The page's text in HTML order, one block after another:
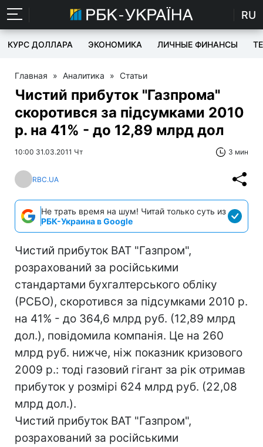
RU
КУРС ДОЛЛАРА ЭКОНОМИКА ЛИЧНЫЕ ФИНАНСЫ
Главная » Аналитика » Статьи
Чистий прибуток "Газпрома"
скоротився за підсумками 2010
р. на 41% - до 12,89 млрд дол
10:00 31.03.2011 Чт 3 мин
RBC.UA
Не трать время на шум! Читай только суть из
РБК-Украина в Google
Чистий прибуток ВАТ "Газпром",
розрахований за російськими
стандартами бухгалтерського обліку
(РСБО), скоротився за підсумками 2010 р.
на 41% - до 364,6 млрд руб. (12,89 млрд
дол.), повідомила компанія. Це на 260
млрд руб. нижче, ніж показник кризового
2009 р.: тоді газовий гігант за рік отримав
прибуток у розмірі 624 млрд руб. (22,08
млрд дол.).
Чистий прибуток ВАТ "Газпром",
розрахований за російськими